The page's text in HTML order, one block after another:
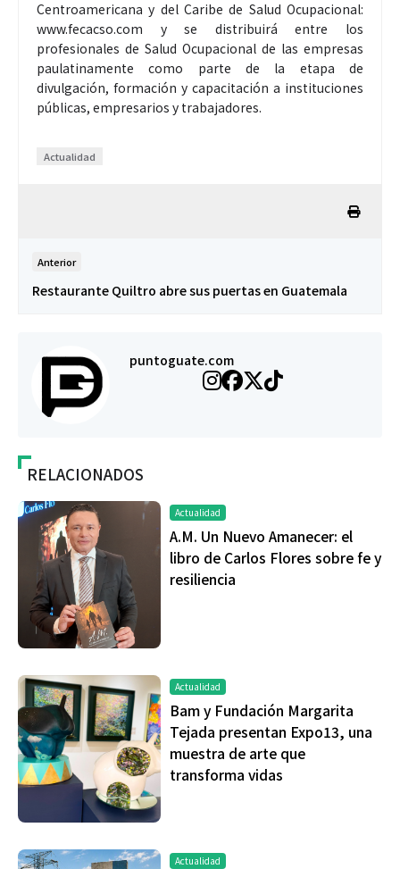
Centroamericana y del Caribe de Salud Ocupacional:
www.fecacso.com y se distribuirá entre los
profesionales de Salud Ocupacional de las empresas
paulatinamente como parte de la etapa de
divulgación, formación y capacitación a instituciones
públicas, empresarios y trabajadores.
Actualidad
Anterior
Restaurante Quiltro abre sus puertas en Guatemala
puntoguate.com
RELACIONADOS
Actualidad
A.M. Un Nuevo Amanecer: el
libro de Carlos Flores sobre fe y
resiliencia
Actualidad
Bam y Fundación Margarita
Tejada presentan Expo13, una
muestra de arte que
transforma vidas
Actualidad